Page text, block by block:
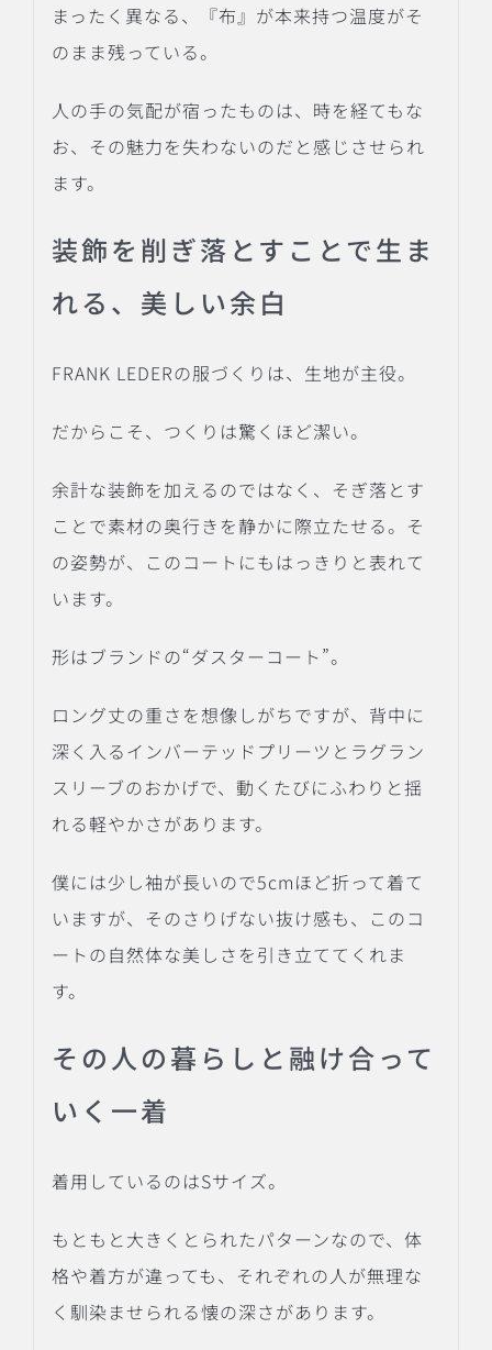
まったく異なる、『布』が本来持つ温度がそ
のまま残っている。
人の手の気配が宿ったものは、時を経てもな
お、その魅力を失わないのだと感じさせられ
ます。
装飾を削ぎ落とすことで生ま
れる、美しい余白
FRANK LEDERの服づくりは、生地が主役。
だからこそ、つくりは驚くほど潔い。
余計な装飾を加えるのではなく、そぎ落とす
ことで素材の奥行きを静かに際立たせる。そ
の姿勢が、このコートにもはっきりと表れて
います。
形はブランドの“ダスターコート”。
ロング丈の重さを想像しがちですが、背中に
深く入るインバーテッドプリーツとラグラン
スリーブのおかげで、動くたびにふわりと揺
れる軽やかさがあります。
僕には少し袖が長いので5cmほど折って着て
いますが、そのさりげない抜け感も、このコ
ートの自然体な美しさを引き立ててくれま
す。
その人の暮らしと融け合って
いく一着
着用しているのはSサイズ。
もともと大きくとられたパターンなので、体
格や着方が違っても、それぞれの人が無理な
く馴染ませられる懐の深さがあります。